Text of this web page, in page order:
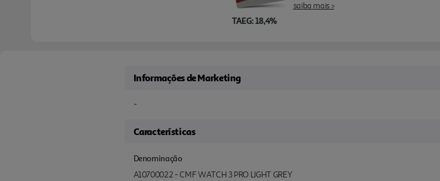
TAEG: 18,4%
saiba mais >
Informações de Marketing
-
Características
Denominação
A10700022 - CMF WATCH 3 PRO LIGHT GREY